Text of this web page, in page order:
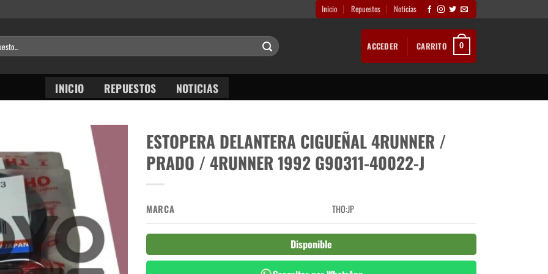
Inicio Repuestos Noticias
ACCEDER CARRITO 0
INICIO REPUESTOS NOTICIAS
ESTOPERA DELANTERA CIGUEÑAL 4RUNNER /
PRADO / 4RUNNER 1992 G90311-40022-J
MARCA THO:JP
Disponible